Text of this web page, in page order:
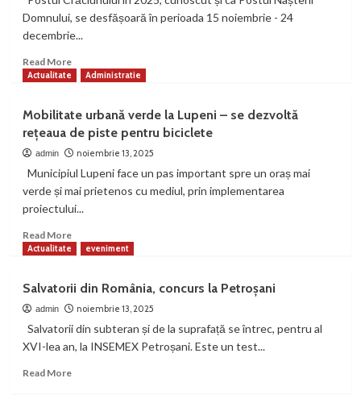
ediția
a
XII-
Domnului, se desfășoară în perioada 15 noiembrie - 24
decembrie...
Read MoreRead
more
Crăciunului
e
despre
ecoul
inima
noastră
Actualitate Administratie
Mobilitate urbană verde la Lupeni – se dezvoltă
rețeaua de piste pentru biciclete
admin noiembrie 13, 2025
Municipiul Lupeni face un pas important spre un oraș mai
verde și mai prietenos cu mediul, prin implementarea
proiectului...
Read MoreRead
more
urbană
verde
la
Lupeni
–
se
Actualitate eveniment
Salvatorii din România, concurs la Petroșani
admin noiembrie 13, 2025
Salvatorii din subteran și de la suprafață se întrec, pentru al
XVI-lea an, la INSEMEX Petroșani. Este un test...
Read MoreRead